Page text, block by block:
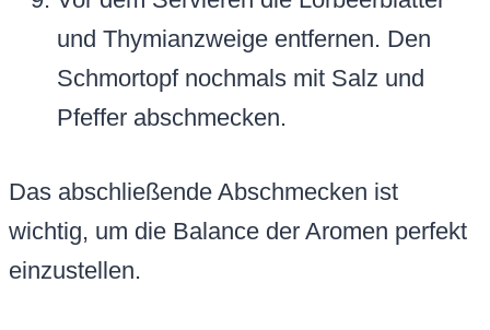
und Thymianzweige entfernen. Den
Schmortopf nochmals mit Salz und
Pfeffer abschmecken.
Das abschließende Abschmecken ist
wichtig, um die Balance der Aromen perfekt
einzustellen.